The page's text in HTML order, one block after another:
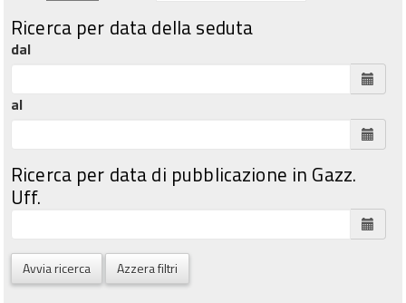
Ricerca per data della seduta
dal
al
Ricerca per data di pubblicazione in Gazz.
Uff.
Avvia ricerca Azzera filtri